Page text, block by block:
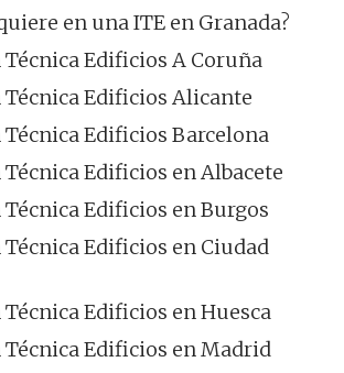
en una ITE en Granada?
Edificios A Coruña
Edificios Alicante
Edificios Barcelona
Edificios en Albacete
Edificios en Burgos
Edificios en Ciudad
Edificios en Huesca
Edificios en Madrid